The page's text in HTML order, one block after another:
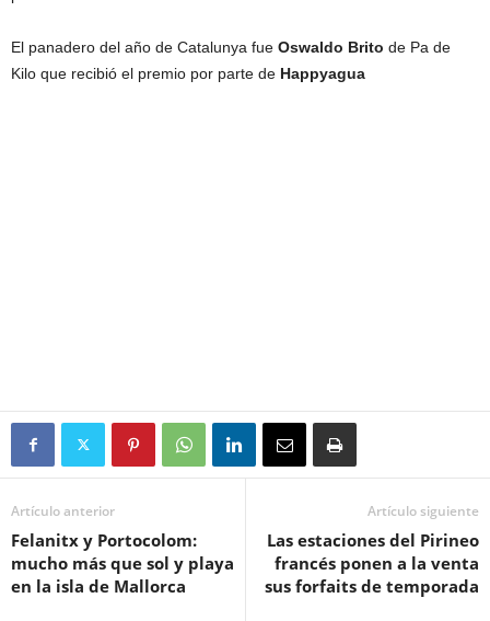
El panadero del año de Catalunya fue Oswaldo Brito de Pa de
Kilo que recibió el premio por parte de Happyagua
Artículo anterior
Felanitx y Portocolom:
mucho más que sol y playa
en la isla de Mallorca
Artículo siguiente
Las estaciones del Pirineo
francés ponen a la venta
sus forfaits de temporada